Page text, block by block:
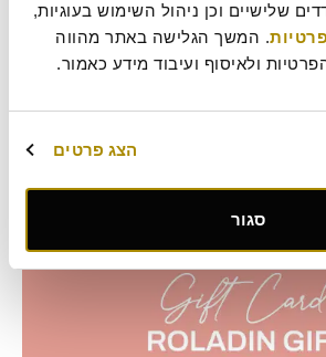
ולאיסוף ועיבוד מידע כאמור.
הצג פרטים
סגור